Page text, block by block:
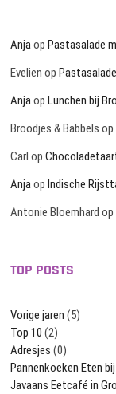
AnjaopPastasalade
Evelien op
AnjaopLunchen bij
Broodjes & Babbels op
Carl op
AnjaopIndische
Antonie Bloemhard op
TOP POSTS
Vorige jaren (5)
Top 10 (2)
Adresjes (0)
Pannenkoeken Eten
Javaans Eetcafé in